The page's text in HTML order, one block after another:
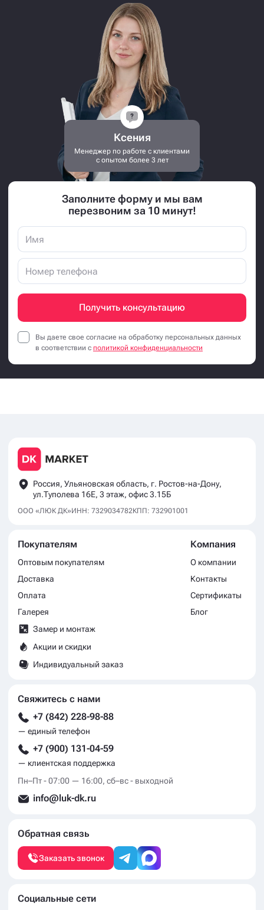
Ксения
Менеджер по работе с клиентами
с опытом более 3 лет
Заполните форму и мы вам
перезвоним за 10 минут!
Получить консультацию
Вы даете свое согласие на обработку персональных данных
в соответствии с политикой конфиденциальности
Россия, Ульяновская область, г. Ростов-на-Дону,
ул.Туполева 16Е, 3 этаж, офис 3.15Б
ООО «ЛЮК ДК»ИНН: 7329034782КПП: 732901001
Покупателям
Оптовым покупателям
Доставка
Оплата
Галерея
Замер и монтаж
Акции и скидки
Индивидуальный заказ
Компания
О компании
Контакты
Сертификаты
Блог
Свяжитесь с нами
+7 (842) 228-98-88
— единый телефон
+7 (900) 131-04-59
— клиентская поддержка
Пн–Пт - 07:00 — 16:00, сб–вс - выходной
info@luk-dk.ru
Обратная связь
Заказать звонок
Социальные сети